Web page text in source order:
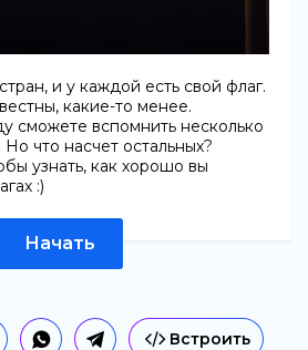
и у каждой есть свой флаг.
какие-то менее.
сможете вспомнить несколько
что насчет остальных?
узнать, как хорошо вы
:)
Начать
Встроить